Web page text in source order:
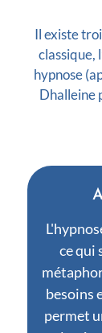
Il existe
classique,
hypnose
Dhalleine
ce qui
besoins
permet